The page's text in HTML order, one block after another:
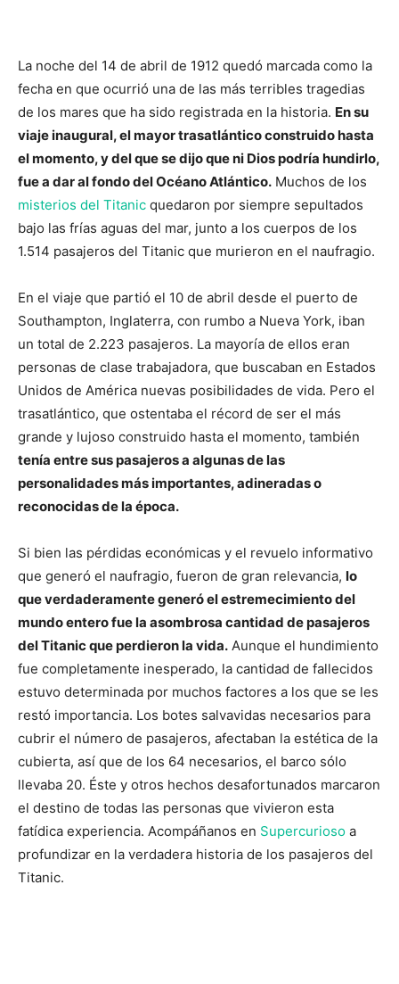
La noche del 14 de abril de 1912 quedó marcada como la
fecha en que ocurrió una de las más terribles tragedias
de los mares que ha sido registrada en la historia. En su
viaje inaugural, el mayor trasatlántico construido hasta
el momento, y del que se dijo que ni Dios podría hundirlo,
fue a dar al fondo del Océano Atlántico. Muchos de los
misterios del Titanic quedaron por siempre sepultados
bajo las frías aguas del mar, junto a los cuerpos de los
1.514 pasajeros del Titanic que murieron en el naufragio.
En el viaje que partió el 10 de abril desde el puerto de
Southampton, Inglaterra, con rumbo a Nueva York, iban
un total de 2.223 pasajeros. La mayoría de ellos eran
personas de clase trabajadora, que buscaban en Estados
Unidos de América nuevas posibilidades de vida. Pero el
trasatlántico, que ostentaba el récord de ser el más
grande y lujoso construido hasta el momento, también
tenía entre sus pasajeros a algunas de las
personalidades más importantes, adineradas o
reconocidas de la época.
Si bien las pérdidas económicas y el revuelo informativo
que generó el naufragio, fueron de gran relevancia, lo
que verdaderamente generó el estremecimiento del
mundo entero fue la asombrosa cantidad de pasajeros
del Titanic que perdieron la vida. Aunque el hundimiento
fue completamente inesperado, la cantidad de fallecidos
estuvo determinada por muchos factores a los que se les
restó importancia. Los botes salvavidas necesarios para
cubrir el número de pasajeros, afectaban la estética de la
cubierta, así que de los 64 necesarios, el barco sólo
llevaba 20. Éste y otros hechos desafortunados marcaron
el destino de todas las personas que vivieron esta
fatídica experiencia. Acompáñanos en Supercurioso a
profundizar en la verdadera historia de los pasajeros del
Titanic.